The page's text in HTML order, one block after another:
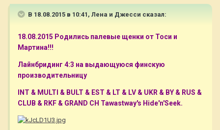
В 18.08.2015 в 10:41, Лена и Джесси сказал:
18.08.2015 Родились палевые щенки от Тоси и
Мартина!!!
Лайнбридинг 4:3 на выдающуюся финскую
производительницу
INT & MULTI & BULT & EST & LT & LV & UKR & BY & RUS &
CLUB & RKF & GRAND CH Tawastway's Hide'n'Seek.